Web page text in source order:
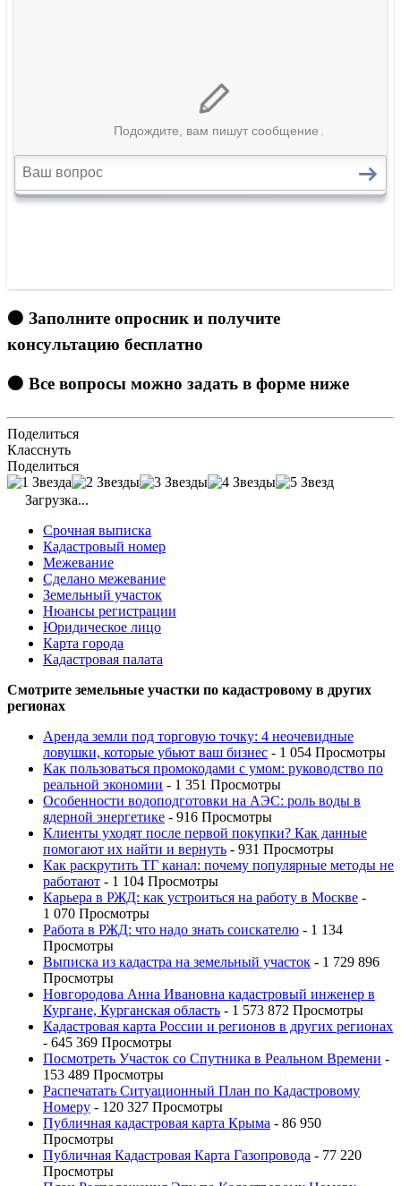
🟠 Заполните опросник и получите
консультацию бесплатно
🟠 Все вопросы можно задать в форме ниже
Поделиться
Класснуть
Поделиться
Загрузка...
Срочная выписка
Кадастровый номер
Межевание
Сделано межевание
Земельный участок
Нюансы регистрации
Юридическое лицо
Карта города
Кадастровая палата
Смотрите земельные участки по кадастровому в других
регионах
Аренда земли под торговую точку: 4 неочевидные
ловушки, которые убьют ваш бизнес - 1 054 Просмотры
Как пользоваться промокодами с умом: руководство по
реальной экономии - 1 351 Просмотры
Особенности водоподготовки на АЭС: роль воды в
ядерной энергетике - 916 Просмотры
Клиенты уходят после первой покупки? Как данные
помогают их найти и вернуть - 931 Просмотры
Как раскрутить ТГ канал: почему популярные методы не
работают - 1 104 Просмотры
Карьера в РЖД: как устроиться на работу в Москве -
1 070 Просмотры
Работа в РЖД: что надо знать соискателю - 1 134
Просмотры
Выписка из кадастра на земельный участок - 1 729 896
Просмотры
Новгородова Анна Ивановна кадастровый инженер в
Кургане, Курганская область - 1 573 872 Просмотры
Кадастровая карта России и регионов в других регионах
- 645 369 Просмотры
Посмотреть Участок со Спутника в Реальном Времени -
153 489 Просмотры
Распечатать Ситуационный План по Кадастровому
Номеру - 120 327 Просмотры
Публичная кадастровая карта Крыма - 86 950
Просмотры
Публичная Кадастровая Карта Газопровода - 77 220
Просмотры